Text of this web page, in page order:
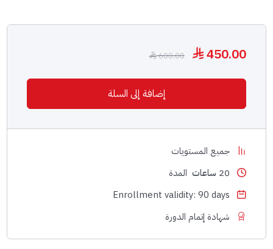
⃁450.00
⃁600.00
إضافة إلى السلة
جميع المستويات
20 ساعات المدة
Enrollment validity: 90 days
شهادة إتمام الدورة